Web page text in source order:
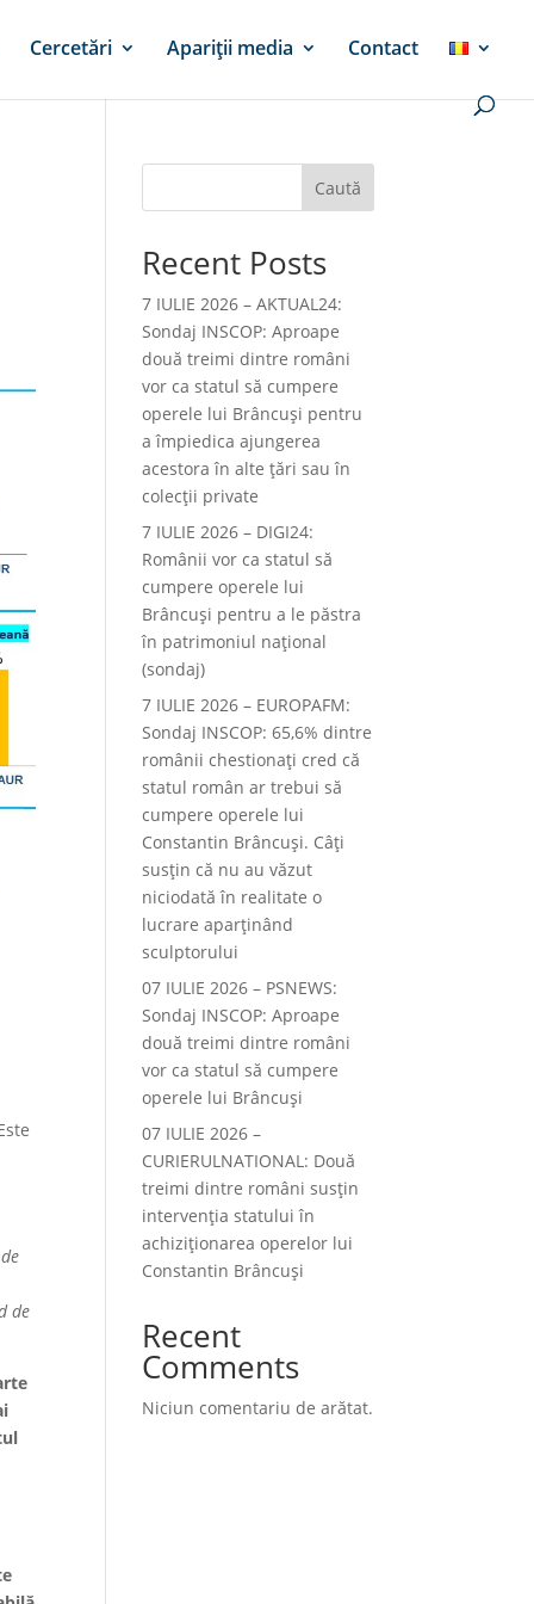
Cercetări Apariții media Contact
de
Caută
Recent Posts
7 IULIE 2026 – AKTUAL24:
Sondaj INSCOP: Aproape
două treimi dintre români
vor ca statul să cumpere
operele lui Brâncuşi pentru
a împiedica ajungerea
acestora în alte ţări sau în
colecţii private
7 IULIE 2026 – DIGI24:
Românii vor ca statul să
cumpere operele lui
Brâncuși pentru a le păstra
în patrimoniul național
(sondaj)
7 IULIE 2026 – EUROPAFM:
Sondaj INSCOP: 65,6% dintre
românii chestionați cred că
statul român ar trebui să
cumpere operele lui
Constantin Brâncuși. Câți
susțin că nu au văzut
niciodată în realitate o
lucrare aparținând
sculptorului
07 IULIE 2026 – PSNEWS:
Sondaj INSCOP: Aproape
două treimi dintre români
vor ca statul să cumpere
operele lui Brâncuși
07 IULIE 2026 –
CURIERULNATIONAL: Două
treimi dintre români susțin
intervenția statului în
achiziționarea operelor lui
Constantin Brâncuși
Recent
Comments
Niciun comentariu de arătat.